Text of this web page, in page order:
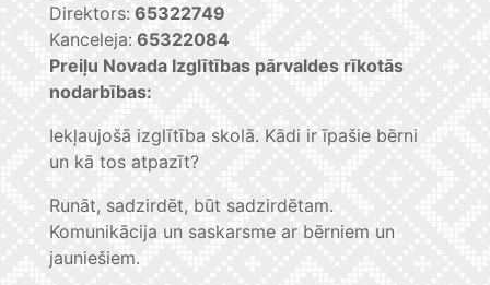
Direktors: 65322749
Kanceleja: 65322084
Preiļu Novada Izglītības pārvaldes rīkotās
nodarbības:
Iekļaujošā izglītība skolā. Kādi ir īpašie bērni
un kā tos atpazīt?
Runāt, sadzirdēt, būt sadzirdētam.
Komunikācija un saskarsme ar bērniem un
jauniešiem.